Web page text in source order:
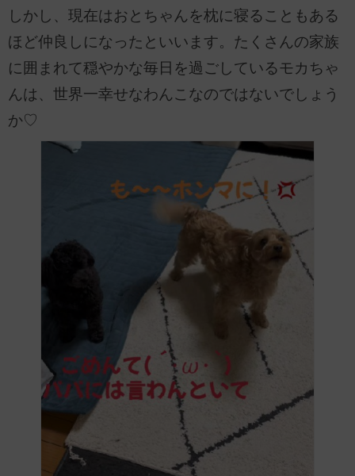
しかし、現在はおとちゃんを枕に寝ることもある
ほど仲良しになったといいます。たくさんの家族
に囲まれて穏やかな毎日を過ごしているモカちゃ
んは、世界一幸せなわんこなのではないでしょう
か♡